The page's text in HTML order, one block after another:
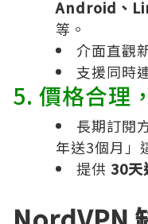
Android、
等。
介面直觀
支援同時
5. 價格合理
長期訂閱
年送3個月」
提供 30天